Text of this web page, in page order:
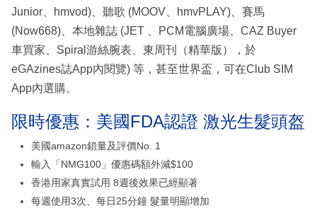
Junior、hmvod)、聽歌 (MOOV、hmvPLAY)、賽馬
(Now668)、本地雜誌 (JET 、PCM電腦廣場、CAZ Buyer
車買家、Spiral游絲腕表、東周刊（精華版），於
eGAzines誌App內閱覽) 等，甚至世界盃，可在Club SIM
App內選購。
限時優惠：美國FDA認證 激光生髮頭盔
美國amazon鎖量及評價No. 1
輸入「NMG100」優惠碼額外減$100
香港用家真實試用 8週後效果已經顯著
每週使用3次、每日25分鐘 髮量明顯增加